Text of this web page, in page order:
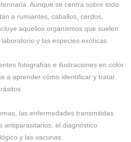
Aunque se centra sobre todo
a rumiantes, caballos, cerdos,
aquellos organismos que suelen
y las especies exóticas.
fotografías e ilustraciones en color
a aprender cómo identificar y tratar
las enfermedades transmitidas
antiparasitarios, el diagnóstico
y las vacunas.